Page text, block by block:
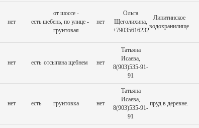
нет есть
от шоссе -
щебень, по улице -
грунтовая
нет
Ольга
Щеголихина,
+79035616232
Липитинское
водохранилище
нет есть отсыпана щебнем нет
Татьяна
Исаева,
8(903)535-91-
91
нет есть грунтовка нет
Татьяна
Исаева,
8(903)535-91-
91
пруд в деревне.